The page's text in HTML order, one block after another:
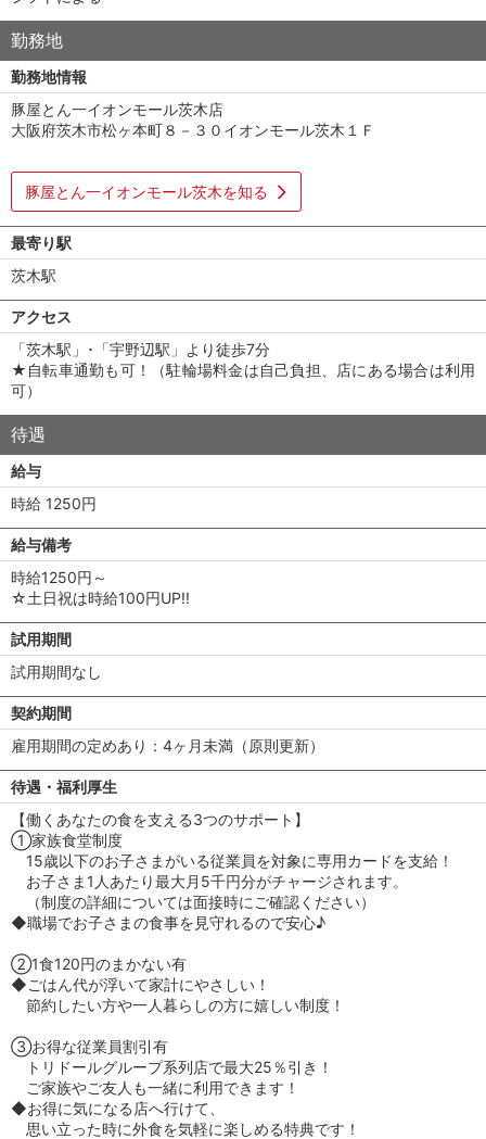
勤務地
勤務地情報
豚屋とん一イオンモール茨木店
大阪府茨木市松ヶ本町８－３０イオンモール茨木１Ｆ
豚屋とん一イオンモール茨木を知る
最寄り駅
茨木駅
アクセス
「茨木駅」･「宇野辺駅」より徒歩7分
★自転車通勤も可！（駐輪場料金は自己負担、店にある場合は利用
可）
待遇
給与
時給 1250円
給与備考
時給1250円～
☆土日祝は時給100円UP!!
試用期間
試用期間なし
契約期間
雇用期間の定めあり：4ヶ月未満（原則更新）
待遇・福利厚生
【働くあなたの食を支える3つのサポート】
①家族食堂制度
15歳以下のお子さまがいる従業員を対象に専用カードを支給！
お子さま1人あたり最大月5千円分がチャージされます。
（制度の詳細については面接時にご確認ください）
◆職場でお子さまの食事を見守れるので安心♪
②1食120円のまかない有
◆ごはん代が浮いて家計にやさしい！
節約したい方や一人暮らしの方に嬉しい制度！
③お得な従業員割引有
トリドールグループ系列店で最大25％引き！
ご家族やご友人も一緒に利用できます！
◆お得に気になる店へ行けて、
思い立った時に外食を気軽に楽しめる特典です！